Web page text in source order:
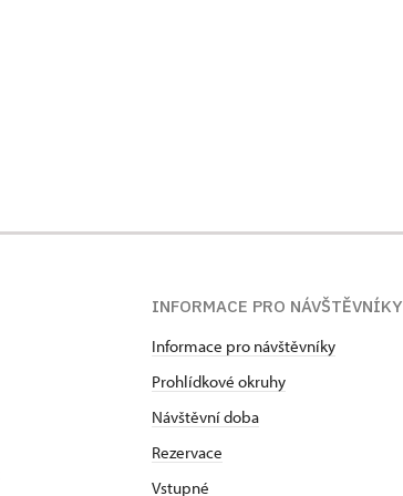
INFORMACE PRO NÁVŠTĚVNÍKY
Informace pro návštěvníky
Prohlídkové okruhy
Návštěvní doba
Rezervace
Vstupné